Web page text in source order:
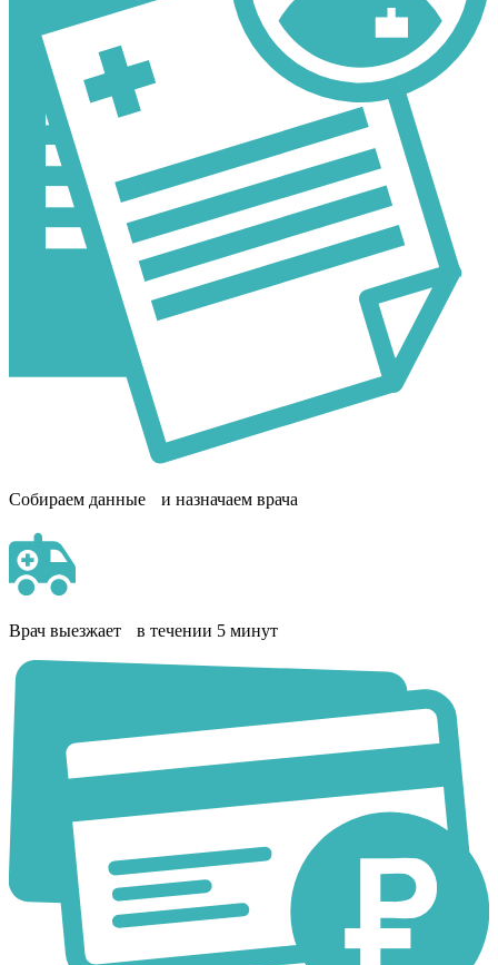
Собираем данные и назначаем врача
Врач выезжает в течении 5 минут